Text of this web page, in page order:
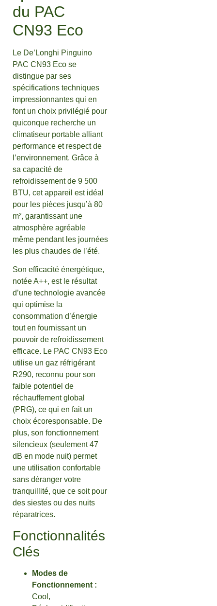
du PAC
CN93 Eco
Le De’Longhi Pinguino
PAC CN93 Eco se
distingue par ses
spécifications techniques
impressionnantes qui en
font un choix privilégié pour
quiconque recherche un
climatiseur portable alliant
performance et respect de
l’environnement. Grâce à
sa capacité de
refroidissement de 9 500
BTU, cet appareil est idéal
pour les pièces jusqu’à 80
m², garantissant une
atmosphère agréable
même pendant les journées
les plus chaudes de l’été.
Son efficacité énergétique,
notée A++, est le résultat
d’une technologie avancée
qui optimise la
consommation d’énergie
tout en fournissant un
pouvoir de refroidissement
efficace. Le PAC CN93 Eco
utilise un gaz réfrigérant
R290, reconnu pour son
faible potentiel de
réchauffement global
(PRG), ce qui en fait un
choix écoresponsable. De
plus, son fonctionnement
silencieux (seulement 47
dB en mode nuit) permet
une utilisation confortable
sans déranger votre
tranquillité, que ce soit pour
des siestes ou des nuits
réparatrices.
Fonctionnalités
Clés
Modes de
Fonctionnement :
Cool,